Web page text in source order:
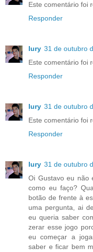
Este comentário foi
Responder
Iury 31 de outubro
Este comentário foi
Responder
Iury 31 de outubro
Este comentário foi
Responder
Iury 31 de outubro
Oi Gustavo eu não
como eu faço?
botão de frente à
uma pergunta, ai
eu queria saber
zerar esse jogo
eu começar a
saber e ficar bem